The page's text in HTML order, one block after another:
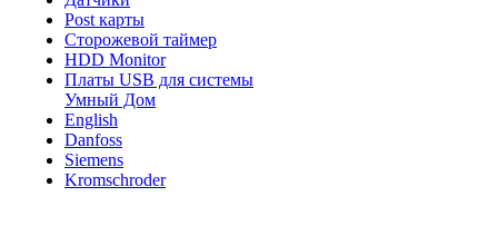
Post карты
Сторожевой таймер
HDD Monitor
Платы USB для системы
Умный Дом
English
Danfoss
Siemens
Kromschroder